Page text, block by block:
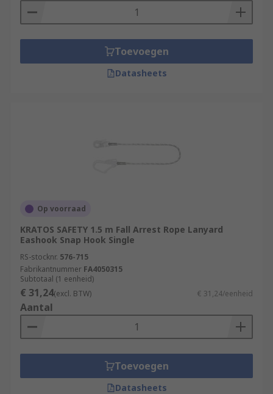
Toevoegen
Datasheets
Op voorraad
KRATOS SAFETY 1.5 m Fall Arrest Rope Lanyard
Eashook Snap Hook Single
RS-stocknr. 576-715
Fabrikantnummer FA4050315
Subtotaal (1 eenheid)
€ 31,24(excl. BTW) € 31,24/eenheid
Aantal
Toevoegen
Datasheets